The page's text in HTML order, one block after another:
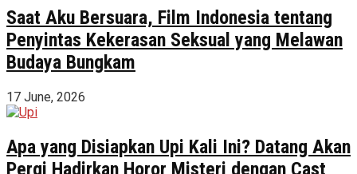
Saat Aku Bersuara, Film Indonesia tentang
Penyintas Kekerasan Seksual yang Melawan
Budaya Bungkam
17 June, 2026
Apa yang Disiapkan Upi Kali Ini? Datang Akan
Pergi Hadirkan Horor Misteri dengan Cast